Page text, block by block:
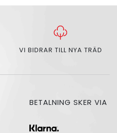
VI BIDRAR TILL NYA TRÄD
BETALNING SKER VIA